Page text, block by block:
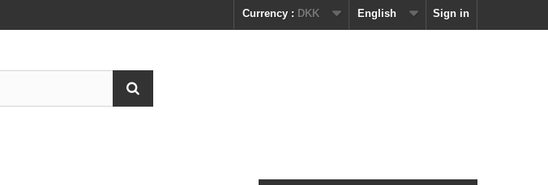
Sign in
English
Currency : DKK